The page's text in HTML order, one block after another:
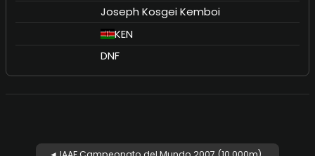
Joseph Kosgei Kemboi
KEN
DNF